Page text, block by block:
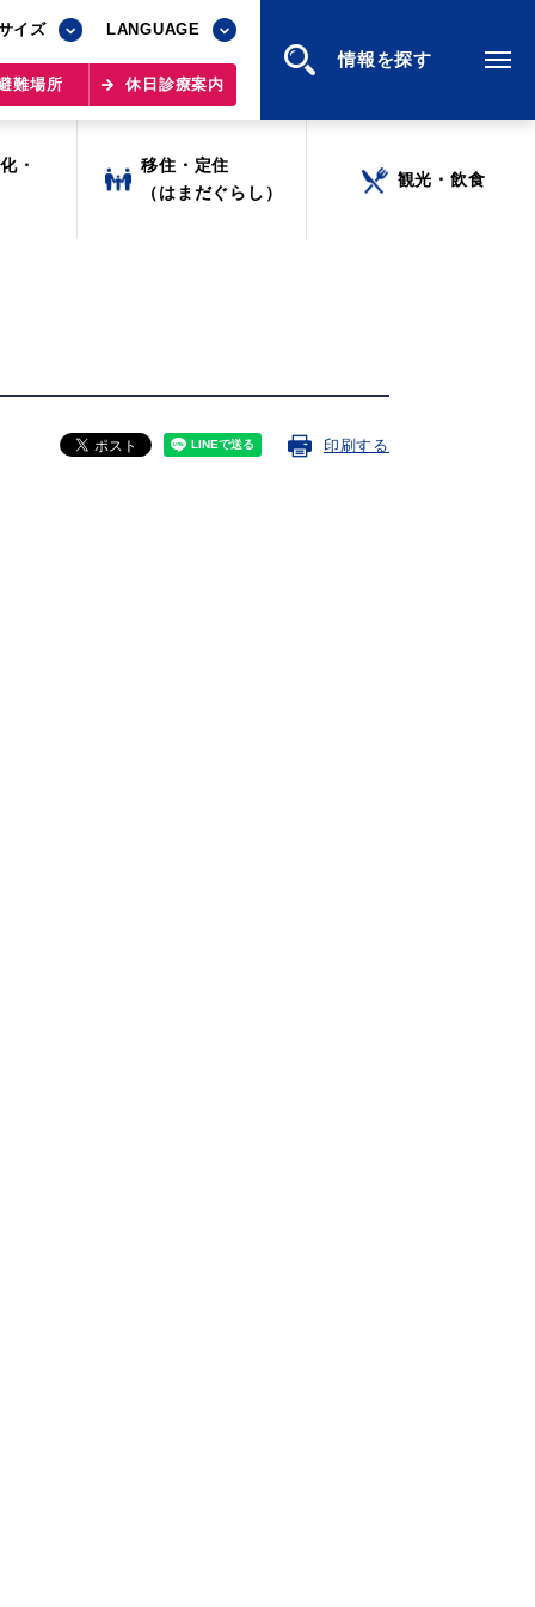
イズ LANGUAGE
難場所 休日診療案内
情報を探す
イズ LANGUAGE
難場所 休日診療案内
情報を探す
・
移住・定住
（はまだぐらし）
観光・飲食
・
移住・定住
（はまだぐらし）
観光・飲食
印刷する